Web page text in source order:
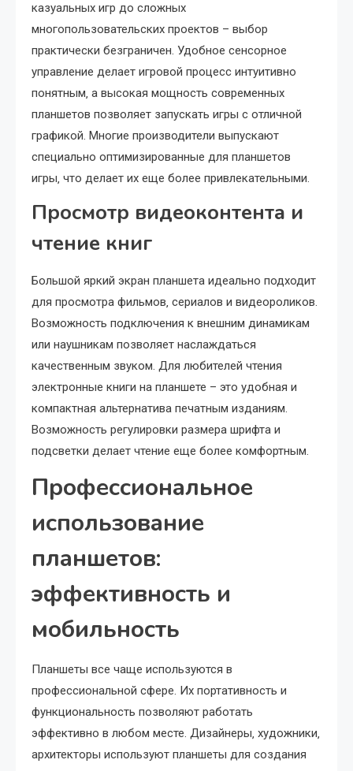
казуальных игр до сложных
многопользовательских проектов – выбор
практически безграничен. Удобное сенсорное
управление делает игровой процесс интуитивно
понятным‚ а высокая мощность современных
планшетов позволяет запускать игры с отличной
графикой. Многие производители выпускают
специально оптимизированные для планшетов
игры‚ что делает их еще более привлекательными.
Просмотр видеоконтента и
чтение книг
Большой яркий экран планшета идеально подходит
для просмотра фильмов‚ сериалов и видеороликов.
Возможность подключения к внешним динамикам
или наушникам позволяет наслаждаться
качественным звуком. Для любителей чтения
электронные книги на планшете – это удобная и
компактная альтернатива печатным изданиям.
Возможность регулировки размера шрифта и
подсветки делает чтение еще более комфортным.
Профессиональное
использование
планшетов:
эффективность и
мобильность
Планшеты все чаще используются в
профессиональной сфере. Их портативность и
функциональность позволяют работать
эффективно в любом месте. Дизайнеры‚ художники‚
архитекторы используют планшеты для создания